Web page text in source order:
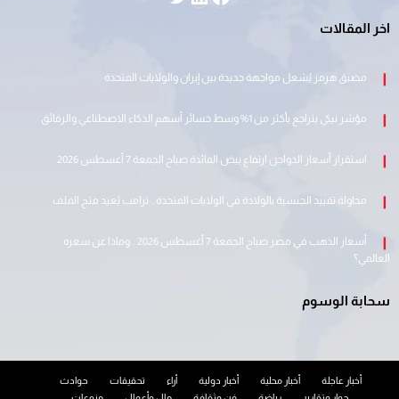
اخر المقالات
مضيق هرمز يُشعل مواجهة جديدة بين إيران والولايات المتحدة
مؤشر نيكي يتراجع بأكثر من 1% وسط خسائر أسهم الذكاء الاصطناعي والرقائق
استقرار أسعار الدواجن ارتفاع بيض المائدة صباح الجمعة 7 أغسطس 2026
محاولة تقييد الجنسية بالولادة في الولايات المتحدة .. ترامب يُعيد فتح الملف
أسعار الذهب في مصر صباح الجمعة 7 أغسطس 2026 .. وماذا عن سعره
العالمي؟
سحابة الوسوم
أخبار عاجلة أخبار محلية أخبار دولية أراء تحقيقات
حوادث